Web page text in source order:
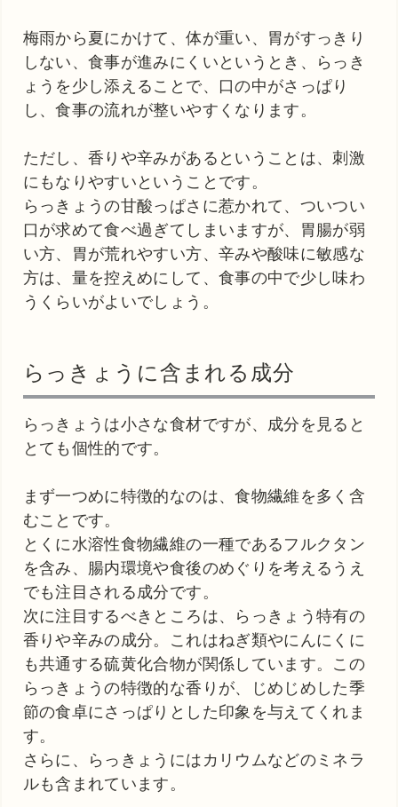
梅雨から夏にかけて、体が重い、胃がすっきり
しない、食事が進みにくいというとき、らっき
ょうを少し添えることで、口の中がさっぱり
し、食事の流れが整いやすくなります。
ただし、香りや辛みがあるということは、刺激
にもなりやすいということです。
らっきょうの甘酸っぱさに惹かれて、ついつい
口が求めて食べ過ぎてしまいますが、胃腸が弱
い方、胃が荒れやすい方、辛みや酸味に敏感な
方は、量を控えめにして、食事の中で少し味わ
うくらいがよいでしょう。
らっきょうに含まれる成分
らっきょうは小さな食材ですが、成分を見ると
とても個性的です。
まず一つめに特徴的なのは、食物繊維を多く含
むことです。
とくに水溶性食物繊維の一種であるフルクタン
を含み、腸内環境や食後のめぐりを考えるうえ
でも注目される成分です。
次に注目するべきところは、らっきょう特有の
香りや辛みの成分。これはねぎ類やにんにくに
も共通する硫黄化合物が関係しています。この
らっきょうの特徴的な香りが、じめじめした季
節の食卓にさっぱりとした印象を与えてくれま
す。
さらに、らっきょうにはカリウムなどのミネラ
ルも含まれています。